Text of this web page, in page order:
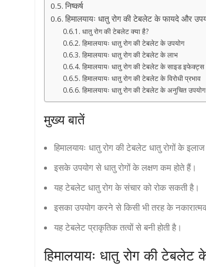
निष्कर्ष
हिमालयायः धातु रोग की टेबलेट के फायदे और
धातु रोग की टेबलेट क्या है?
हिमालयायः धातु रोग की टेबलेट के उपयोग
हिमालयायः धातु रोग की टेबलेट के लाभ
हिमालयायः धातु रोग की टेबलेट के साइड इफेक्ट्स
हिमालयायः धातु रोग की टेबलेट के विरोधी प्रभाव
हिमालयायः धातु रोग की टेबलेट के अनुचित
मुख्य बातें
हिमालयायः धातु रोग की टेबलेट धातु रोगों के
इसके उपयोग से धातु रोगों के लक्षण कम होते हैं।
यह टेबलेट धातु रोग के संचार को रोक सकती है।
इसका उपयोग करने से किसी भी तरह के नकारात्मक
यह टेबलेट प्राकृतिक तत्वों से बनी होती है।
हिमालयायः धातु रोग की टेबलेट